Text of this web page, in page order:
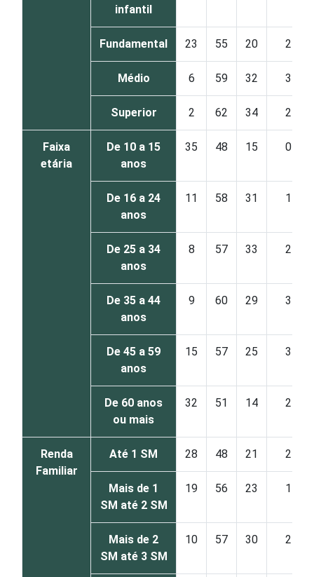
infantil
Fundamental 23 55 20 2
Médio 6 59 32 3
Superior 2 62 34 2
Faixa
etária
De 10 a 15
anos
35 48 15 0
De 16 a 24
anos
11 58 31 1
De 25 a 34
anos
8 57 33 2
De 35 a 44
anos
9 60 29 3
De 45 a 59
anos
15 57 25 3
De 60 anos
ou mais
32 51 14 2
Renda
Familiar
Até 1 SM 28 48 21 2
Mais de 1
SM até 2 SM
19 56 23 1
Mais de 2
SM até 3 SM
10 57 30 2